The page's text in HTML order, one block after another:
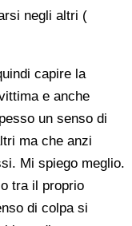
negli altri (
capire la
e anche
un senso di
ma che anzi
Mi spiego meglio.
tra il proprio
di colpa si